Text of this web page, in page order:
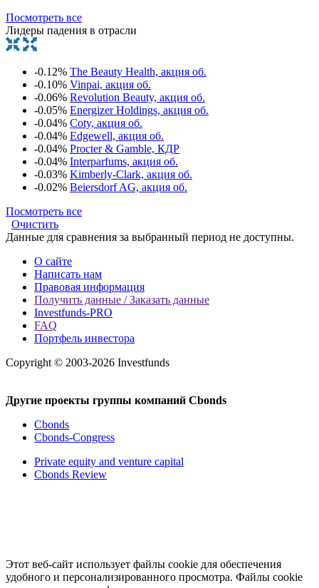
Посмотреть все
Лидеры падения в отрасли
-0.12% The Beauty Health, акция об.
-0.10% Vinpai, акция об.
-0.06% Revolution Beauty, акция об.
-0.05% Energizer Holdings, акция об.
-0.04% Coty, акция об.
-0.04% Edgewell, акция об.
-0.04% Procter & Gamble, КДР
-0.04% Interparfums, акция об.
-0.03% Kimberly-Clark, акция об.
-0.02% Beiersdorf AG, акция об.
Посмотреть все
Очистить
Данные для сравнения за выбранный период не доступны.
О сайте
Написать нам
Правовая информация
Получить данные / Заказать данные
Investfunds-PRO
FAQ
Портфель инвестора
Copyright © 2003-2026 Investfunds
Другие проекты группы компаний Cbonds
Cbonds
Cbonds-Congress
Private equity and venture capital
Cbonds Review
Этот веб-сайт использует файлы cookie для обеспечения
удобного и персонализированного просмотра. Файлы cookie